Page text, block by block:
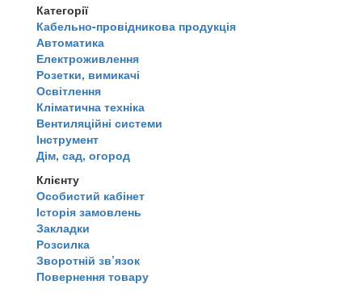
Категорії
Кабельно-провідникова продукція
Автоматика
Електроживлення
Розетки, вимикачі
Освітлення
Кліматична техніка
Вентиляційні системи
Інструмент
Дім, сад, огород
Клієнту
Особистий кабінет
Історія замовлень
Закладки
Розсилка
Зворотній зв’язок
Повернення товару